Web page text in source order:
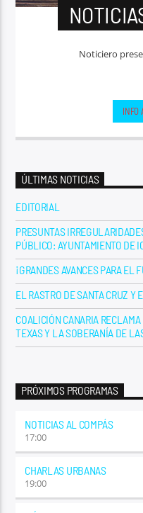
Noticiero
INFO
ÚLTIMAS NOTICIAS
EDITORIAL
PRESUNTAS
PÚBLICO: AYUNTAMIENTO DE
¡GRANDES AVANCES PARA EL
EL RASTRO DE SANTA CRUZ Y
COALICIÓN CANARIA
TEXAS Y LA SOBERANÍA DE
PRÓXIMOS PROGRAMAS
NOTICIAS AL COMPÁS
17:00
CHARLAS URBANAS
19:00